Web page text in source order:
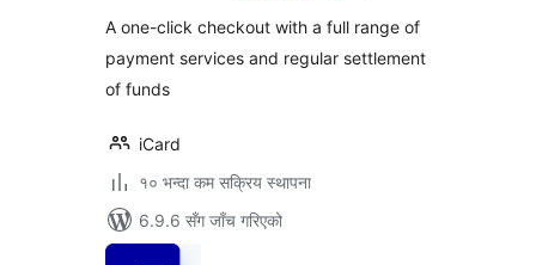
A one-click checkout with a full range of
payment services and regular settlement
of funds
iCard
१० भन्दा कम सक्रिय स्थापना
6.9.6 सँग जाँच गरिएको